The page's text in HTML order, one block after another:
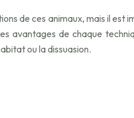
de ces animaux, mais il
de chaque
ou la dissuasion.